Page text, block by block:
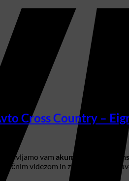
Cross Country –
vam akumulatorski
videzom in zmogljivostmi